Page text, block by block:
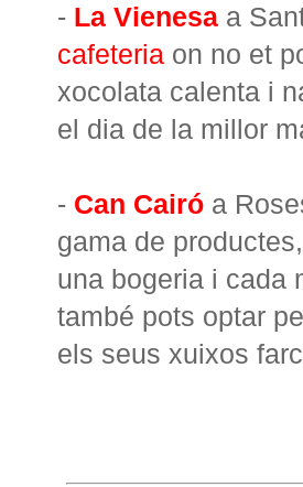
- La Vienesa a
cafeteria on no et
xocolata calenta i
el dia de la millor
- Can Cairó a
gama de
una bogeria i cada
també pots optar
els seus xuixos